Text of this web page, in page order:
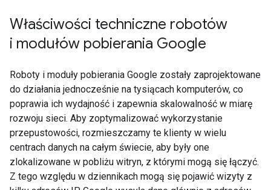
Właściwości techniczne robotów
i modułów pobierania Google
Roboty i moduły pobierania Google zostały zaprojektowane
do działania jednocześnie na tysiącach komputerów, co
poprawia ich wydajność i zapewnia skalowalność w miarę
rozwoju sieci. Aby zoptymalizować wykorzystanie
przepustowości, rozmieszczamy te klienty w wielu
centrach danych na całym świecie, aby były one
zlokalizowane w pobliżu witryn, z którymi mogą się łączyć.
Z tego względu w dziennikach mogą się pojawić wizyty z